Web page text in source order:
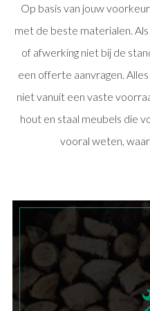
Op basis van jouw
met de beste materialen.
of afwerking niet bij de
een offerte aanvragen.
niet vanuit een vaste
hout en staal meubels die
vooral weten,